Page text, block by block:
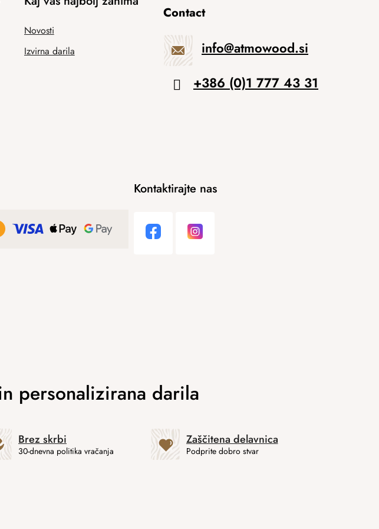
Novosti
Izvirna darila
Contact
info@atmowood.si
+386 (0)1 777 43 31
Kontaktirajte nas
Brez skrbi
30-dnevna politika vračanja
Zaščitena delavnica
Podprite dobro stvar